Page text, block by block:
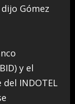
Gómez
y el
INDOTEL